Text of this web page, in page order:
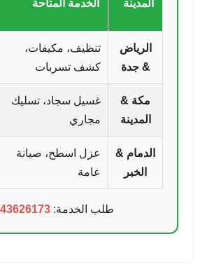
المدينة الخدمة المتاحة
الرياض
& جدة
تنظيف، مكيفات،
كشف تسربات
مكة &
المدينة
غسيل سجاد، تسليك
مجاري
الدمام &
الخبر
عزل اسطح، صيانة
عامة
طلب الخدمة:0543626173